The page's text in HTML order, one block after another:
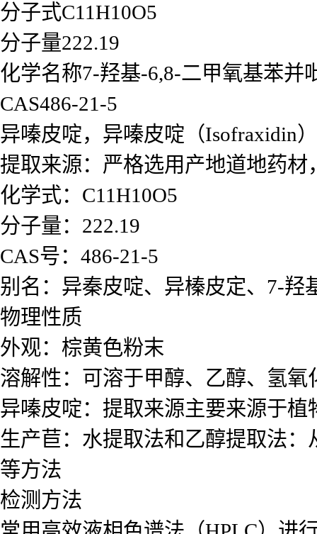
分子式C11H10O5
分子量222.19
化学名称7-羟基-6,8-二甲氧基苯并
CAS486-21-5
异嗪皮啶，异嗪皮啶（Isofraxidin
提取来源：严格选用产地道地药
化学式：C11H10O5
分子量：222.19
CAS号：486-21-5
别名：异秦皮啶、异榛皮定、7-羟
物理性质
外观：棕黄色粉末
溶解性：可溶于甲醇、乙醇、氢
异嗪皮啶：提取来源主要来源于
生产苣：水提取法和乙醇提取法
等方法
检测方法